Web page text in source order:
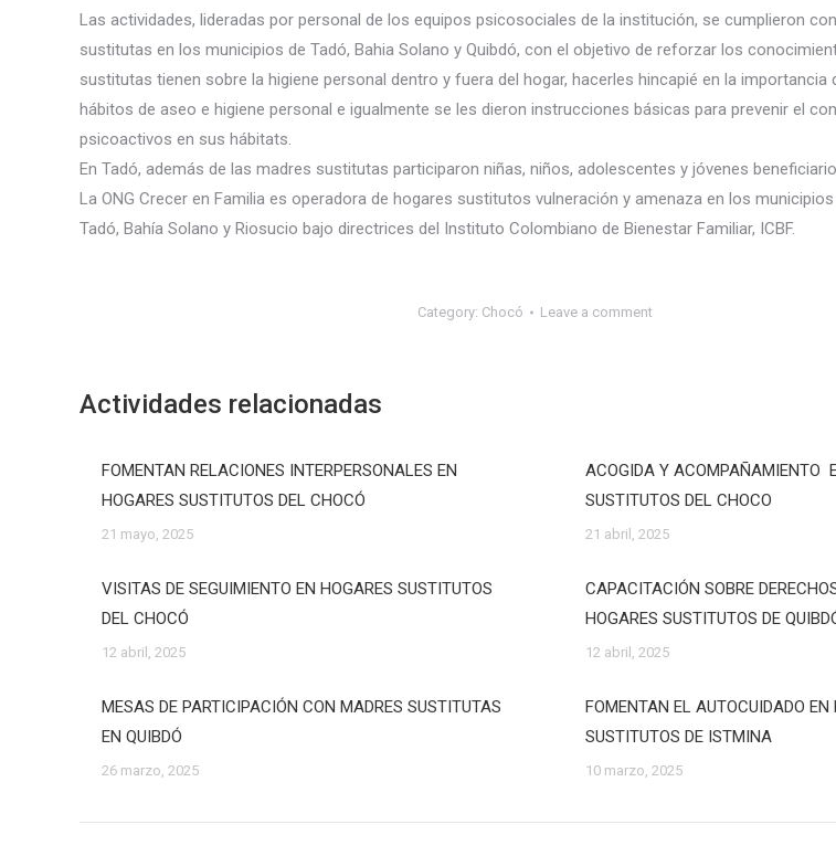
Las actividades, lideradas por personal de los equipos psicosociales de la institución, se cumplieron
sustitutas en los municipios de Tadó, Bahia Solano y Quibdó, con el objetivo de reforzar los co
sustitutas tienen sobre la higiene personal dentro y fuera del hogar, hacerles hincapié en la importancia
hábitos de aseo e higiene personal e igualmente se les dieron instrucciones básicas para prevenir el
psicoactivos en sus hábitats.
En Tadó, además de las madres sustitutas participaron niñas, niños, adolescentes y jóvenes
La ONG Crecer en Familia es operadora de hogares sustitutos vulneración y amenaza en los
Tadó, Bahía Solano y Riosucio bajo directrices del Instituto Colombiano de Bienestar Familiar, ICBF.
Category: Chocó Leave a comment
Actividades relacionadas
FOMENTAN RELACIONES INTERPERSONALES EN
HOGARES SUSTITUTOS DEL CHOCÓ
21 mayo, 2025
ACOGIDA Y ACOMPAÑAMIENTO
SUSTITUTOS DEL CHOCO
21 abril, 2025
VISITAS DE SEGUIMIENTO EN HOGARES SUSTITUTOS
DEL CHOCÓ
12 abril, 2025
CAPACITACIÓN SOBRE
HOGARES SUSTITUTOS DE
12 abril, 2025
MESAS DE PARTICIPACIÓN CON MADRES SUSTITUTAS
EN QUIBDÓ
26 marzo, 2025
FOMENTAN EL AUTOCUIDADO EN
SUSTITUTOS DE ISTMINA
10 marzo, 2025